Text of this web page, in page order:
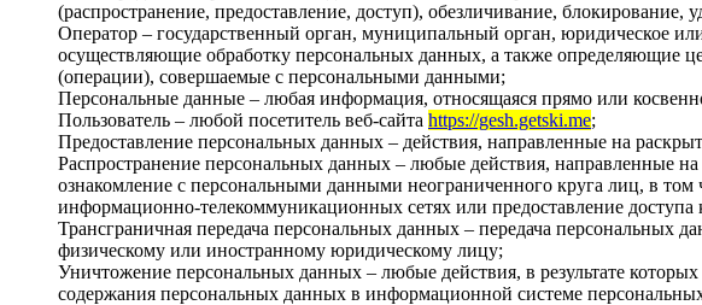
(распространение, предоставление, доступ), обезличивание,
Оператор – государственный орган, муниципальный орган, юридическое
осуществляющие обработку персональных данных, а также определяющие
(операции), совершаемые с персональными данными;
Персональные данные – любая информация, относящаяся прямо или
Пользователь – любой посетитель веб-сайта https://gesh.getski.me;
Предоставление персональных данных – действия, направленные на
Распространение персональных данных – любые действия, направленные
ознакомление с персональными данными неограниченного круга лиц, в
информационно-телекоммуникационных сетях или предоставление
Трансграничная передача персональных данных – передача персональных
физическому или иностранному юридическому лицу;
Уничтожение персональных данных – любые действия, в результате
содержания персональных данных в информационной системе